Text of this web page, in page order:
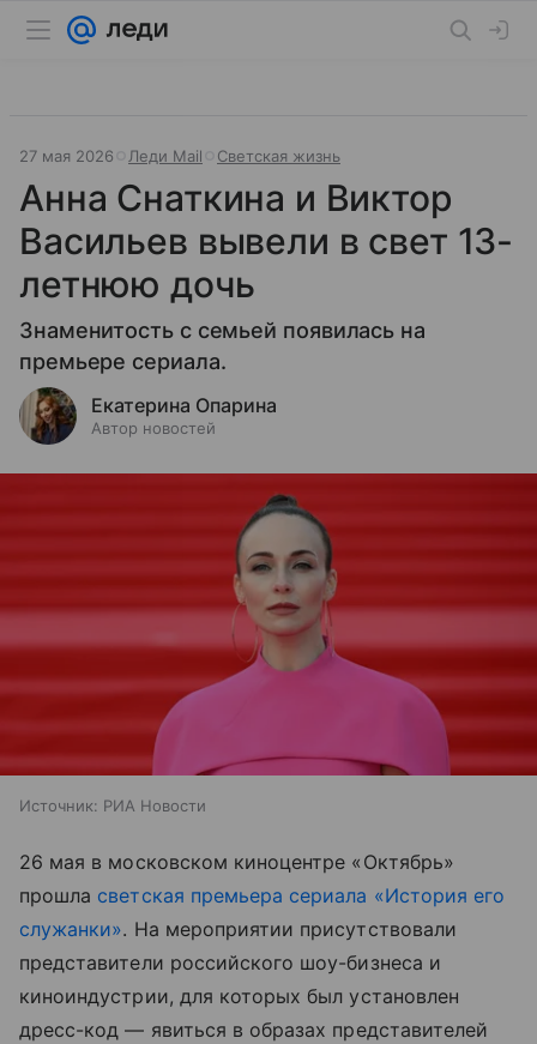
27 мая 2026 Леди Mail Светская жизнь
Анна Снаткина и Виктор
Васильев вывели в свет 13-
летнюю дочь
Знаменитость с семьей появилась на
премьере сериала.
Екатерина Опарина
Автор новостей
Источник: РИА Новости
26 мая в московском киноцентре «Октябрь»
прошла светская премьера сериала «История его
служанки». На мероприятии присутствовали
представители российского шоу-бизнеса и
киноиндустрии, для которых был установлен
дресс-код — явиться в образах представителей